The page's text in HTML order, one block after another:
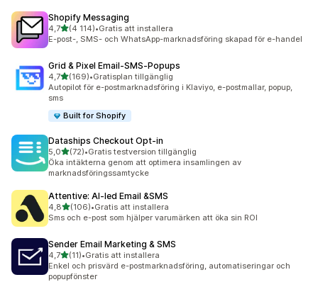
Shopify Messaging
4,7av 5 stjärnor
(4 114)
4114 recensioner totalt
•Gratis att installera
E-post-, SMS- och WhatsApp-marknadsföring skapad för e-handel
Grid & Pixel Email‑SMS‑Popups
4,7av 5 stjärnor
(169)
169 recensioner totalt
•Gratisplan tillgänglig
Autopilot för e-postmarknadsföring i Klaviyo, e-postmallar, popup,
sms
Built for Shopify
Dataships Checkout Opt‑in
5,0av 5 stjärnor
(72)
72 recensioner totalt
•Gratis testversion tillgänglig
Öka intäkterna genom att optimera insamlingen av
marknadsföringssamtycke
Attentive: AI‑led Email &SMS
4,8av 5 stjärnor
(106)
106 recensioner totalt
•Gratis att installera
Sms och e-post som hjälper varumärken att öka sin ROI
Sender Email Marketing & SMS
4,7av 5 stjärnor
(11)
11 recensioner totalt
•Gratis att installera
Enkel och prisvärd e-postmarknadsföring, automatiseringar och
popupfönster